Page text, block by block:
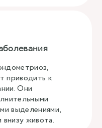
приводить к
Они
выделениями,
живота.